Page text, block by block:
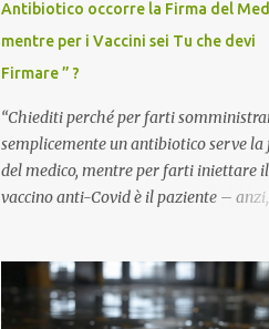
Antibiotico occorre la Firma del
mentre per i Vaccini sei Tu che devi
Firmare ” ?
“Chiediti perché per farti
semplicemente un antibiotico serve
del medico, mentre per farti iniettare il
vaccino anti-Covid è il paziente – anzi,
domanda tanto semplice quanto
quella posta dal dottor Andrea